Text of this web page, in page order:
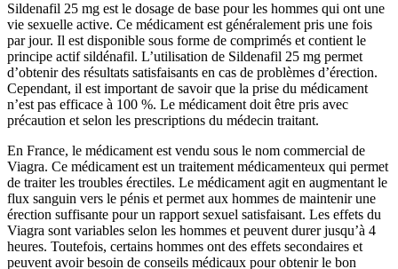
Sildenafil 25 mg est le dosage de base pour les hommes qui ont une
vie sexuelle active. Ce médicament est généralement pris une fois
par jour. Il est disponible sous forme de comprimés et contient le
principe actif sildénafil. L’utilisation de Sildenafil 25 mg permet
d’obtenir des résultats satisfaisants en cas de problèmes d’érection.
Cependant, il est important de savoir que la prise du médicament
n’est pas efficace à 100 %. Le médicament doit être pris avec
précaution et selon les prescriptions du médecin traitant.
En France, le médicament est vendu sous le nom commercial de
Viagra. Ce médicament est un traitement médicamenteux qui permet
de traiter les troubles érectiles. Le médicament agit en augmentant le
flux sanguin vers le pénis et permet aux hommes de maintenir une
érection suffisante pour un rapport sexuel satisfaisant. Les effets du
Viagra sont variables selon les hommes et peuvent durer jusqu’à 4
heures. Toutefois, certains hommes ont des effets secondaires et
peuvent avoir besoin de conseils médicaux pour obtenir le bon